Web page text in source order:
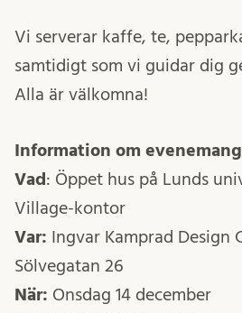
Vi serverar kaffe, te,
samtidigt som vi guidar dig
Alla är välkomna!
Information om
Vad : Öppet hus på Lunds
Village-kontor
Var: Ingvar Kamprad Design
Sölvegatan 26
När: Onsdag 14 december